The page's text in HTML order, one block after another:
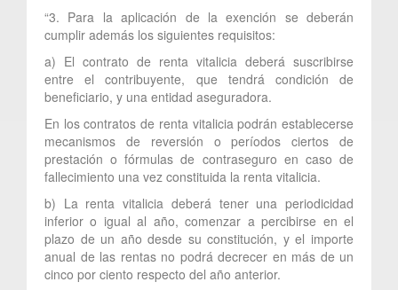
“3. Para la aplicación de la exención se deberán
cumplir además los siguientes requisitos:
a) El contrato de renta vitalicia deberá suscribirse
entre el contribuyente, que tendrá condición de
beneficiario, y una entidad aseguradora.
En los contratos de renta vitalicia podrán establecerse
mecanismos de reversión o períodos ciertos de
prestación o fórmulas de contraseguro en caso de
fallecimiento una vez constituida la renta vitalicia.
b) La renta vitalicia deberá tener una periodicidad
inferior o igual al año, comenzar a percibirse en el
plazo de un año desde su constitución, y el importe
anual de las rentas no podrá decrecer en más de un
cinco por ciento respecto del año anterior.